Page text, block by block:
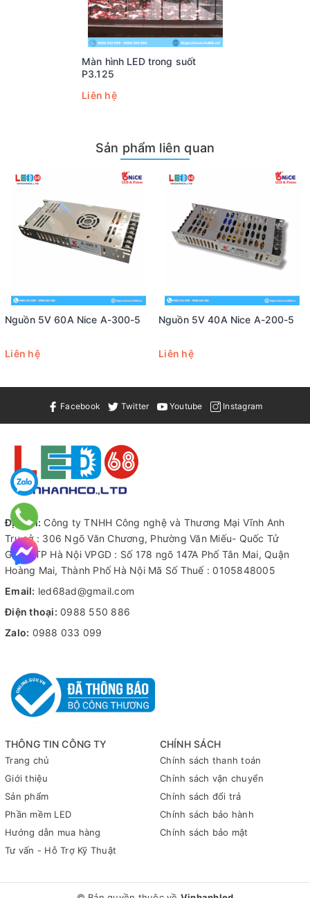
Ưu điểm nổi bật
Nhỏ gọn tiết kiệm không gian
phù hợp cho các ứng dụng có không gian hạn chế.
Hiệu suất cao
Nguồn led 12V 25A mỏng thế hệ mới nâng cao được hiệu suất
đầu ra, có bảo vệ quá tải, bảo vệ ngắn mạch đầu ra, bảo vệ
quá nhiệt, dải điện áp xoay chiều đầu vào rộng hơn.
Mặc dù nhỏ gọn, nguồn vẫn đảm bảo cung cấp điện ổn định và
hiệu suất cao cho hệ thống chiếu sáng.
Nguồn Slim được cải thiện về chất lượng và độ ổn định theo
thời gian, nguồn led được bảo vệ bằng vỏ nhôm, giúp tản nhiệt
tốt hơn
Sản phẩm được chứng nhận CO và CQ, đảm bảo chất lượng và
độ tin cậy cao.
Được hỗ trợ bảo hành lên đến 12 tháng, nguồn 12V 25A Slim
mang lại sự yên tâm cho người dùng về độ bền và hiệu suất.
Màn hình LED trong suốt
P3.125
Liên hệ
Sản phẩm liên quan
Nguồn 5V 60A Nice A-300-5
Liên hệ
Nguồn 5V 40A Nice A-200-5
Liên hệ
Facebook Twitter Youtube Instagram
THÔNG TIN CÔNG TY
Trang chủ
Giới thiệu
Sản phẩm
Phần mềm LED
Hướng dẫn mua hàng
Tư vấn - Hỗ Trợ Kỹ Thuật
CHÍNH SÁCH
Chính sách thanh toán
Chính sách vận chuyển
Chính sách đổi trả
Chính sách bảo hành
Chính sách bảo mật
Địa chỉ: Công ty TNHH Công nghệ và Thương Mại Vĩnh Anh
Trụ sở : 306 Ngõ Văn Chương, Phường Văn Miếu- Quốc Tử
Giám, TP Hà Nội VPGD : Số 178 ngõ 147A Phố Tân Mai, Quận
Hoàng Mai, Thành Phố Hà Nội Mã Số Thuế : 0105848005
Email: led68ad@gmail.com
Điện thoại: 0988 550 886
Zalo: 0988 033 099